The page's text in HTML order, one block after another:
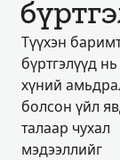
Түүхэн
бүртгэлүүд нь
хүний
болсон үйл
талаар чухал
мэдээллийг